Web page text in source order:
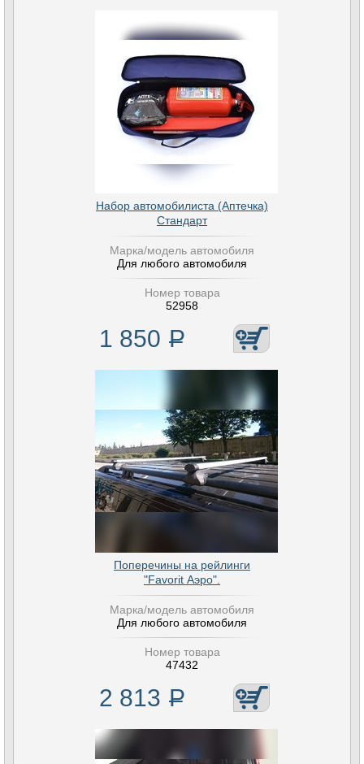
Набор автомобилиста (Аптечка)
Стандарт
Марка/модель автомобиля
Для любого автомобиля
Номер товара
52958
1 850 Р
Поперечины на рейлинги
"Favorit Аэро".
Марка/модель автомобиля
Для любого автомобиля
Номер товара
47432
2 813 Р